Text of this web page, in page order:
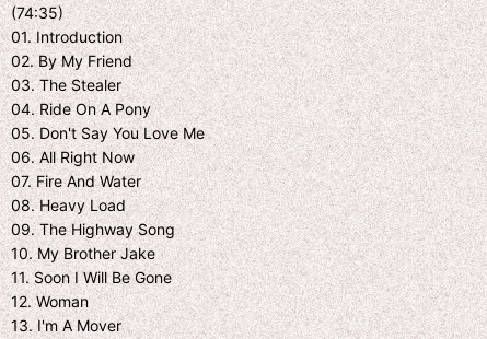
(74:35)
01. Introduction
02. By My Friend
03. The Stealer
04. Ride On A Pony
05. Don't Say You Love Me
06. All Right Now
07. Fire And Water
08. Heavy Load
09. The Highway Song
10. My Brother Jake
11. Soon I Will Be Gone
12. Woman
13. I'm A Mover